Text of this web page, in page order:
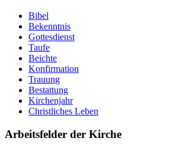
Bibel
Bekenntnis
Gottesdienst
Taufe
Beichte
Konfirmation
Trauung
Bestattung
Kirchenjahr
Christliches Leben
Arbeitsfelder der Kirche